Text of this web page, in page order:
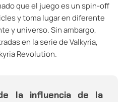
que el juego es un spin-off
y toma lugar en diferente
y universo. Sin ambargo,
en la serie de Valkyria,
Revolution.
la influencia de la